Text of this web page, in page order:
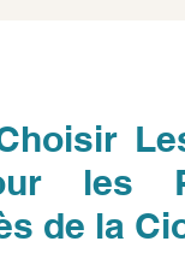
les
de la